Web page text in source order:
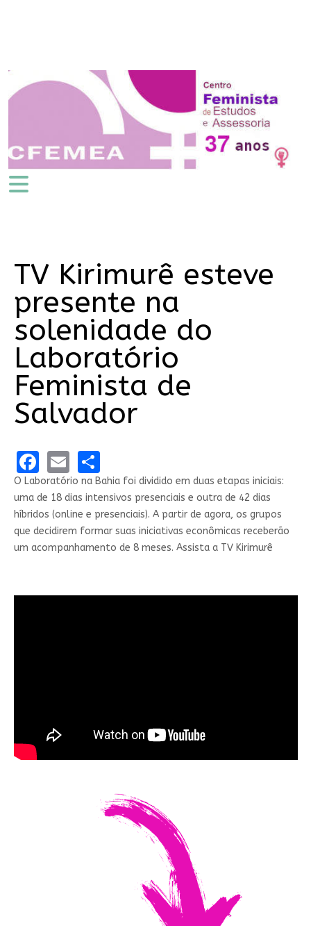
TV Kirimurê esteve
presente na
solenidade do
Laboratório
Feminista de
Salvador
Facebook
EmailShare
O Laboratório na Bahia foi dividido em duas etapas iniciais:
uma de 18 dias intensivos presenciais e outra de 42 dias
híbridos (online e presenciais). A partir de agora, os grupos
que decidirem formar suas iniciativas econômicas receberão
um acompanhamento de 8 meses. Assista a TV Kirimurê